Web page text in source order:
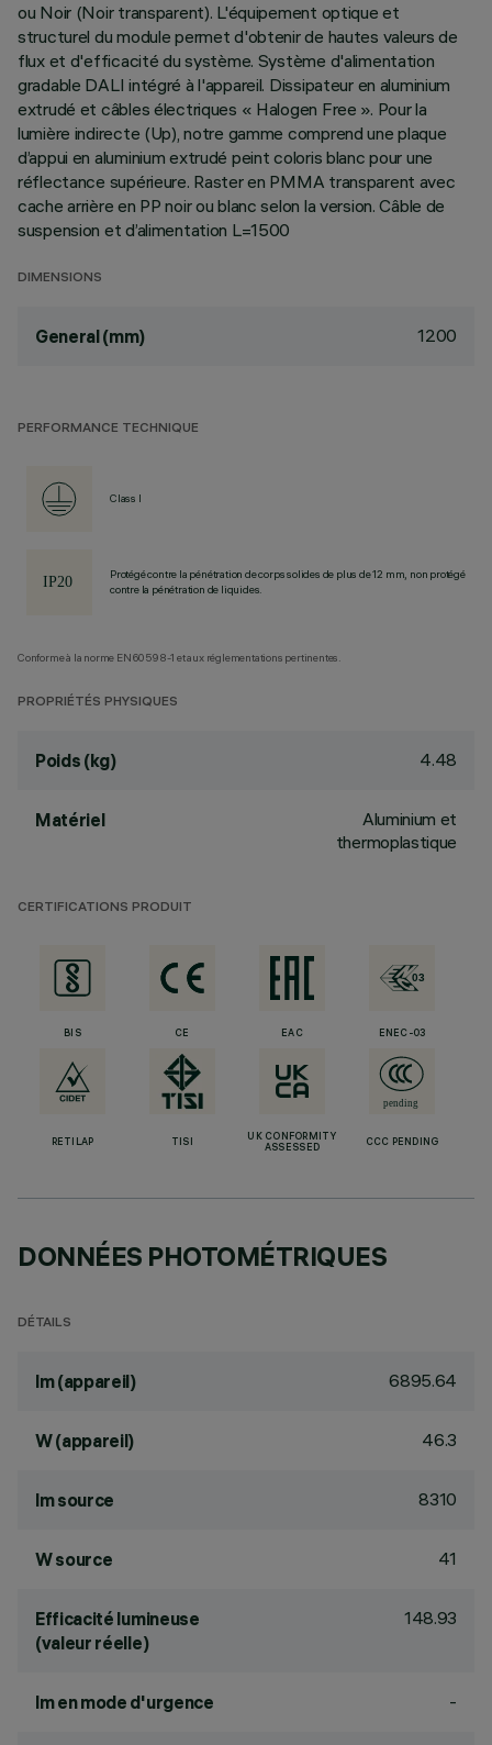
ou Noir (Noir transparent). L'équipement optique et
structurel du module permet d'obtenir de hautes valeurs de
flux et d'efficacité du système. Système d'alimentation
gradable DALI intégré à l'appareil. Dissipateur en aluminium
extrudé et câbles électriques « Halogen Free ». Pour la
lumière indirecte (Up), notre gamme comprend une plaque
d’appui en aluminium extrudé peint coloris blanc pour une
réflectance supérieure. Raster en PMMA transparent avec
cache arrière en PP noir ou blanc selon la version. Câble de
suspension et d’alimentation L=1500
DIMENSIONS
General (mm) 1200
PERFORMANCE TECHNIQUE
Class I
Protégé contre la pénétration de corps solides de plus de 12 mm, non protégé
contre la pénétration de liquides.
Conforme à la norme EN60598-1 et aux réglementations pertinentes.
PROPRIÉTÉS PHYSIQUES
Poids (kg) 4.48
Matériel
Aluminium et
thermoplastique
CERTIFICATIONS PRODUIT
BIS CE EAC ENEC-03
RETILAP TISI
UK CONFORMITY
ASSESSED
CCC PENDING
DONNÉES PHOTOMÉTRIQUES
DÉTAILS
lm (appareil) 6895.64
W (appareil) 46.3
lm source 8310
W source 41
Efficacité lumineuse
(valeur réelle)
148.93
lm en mode d'urgence -